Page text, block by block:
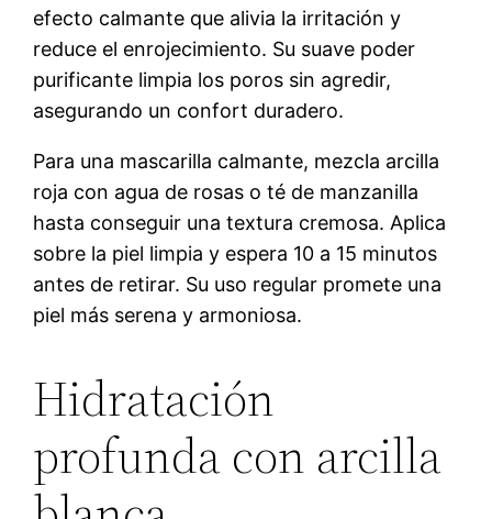
efecto calmante que alivia la irritación y
reduce el enrojecimiento. Su suave poder
purificante limpia los poros sin agredir,
asegurando un confort duradero.
Para una mascarilla calmante, mezcla arcilla
roja con agua de rosas o té de manzanilla
hasta conseguir una textura cremosa. Aplica
sobre la piel limpia y espera 10 a 15 minutos
antes de retirar. Su uso regular promete una
piel más serena y armoniosa.
Hidratación
profunda con arcilla